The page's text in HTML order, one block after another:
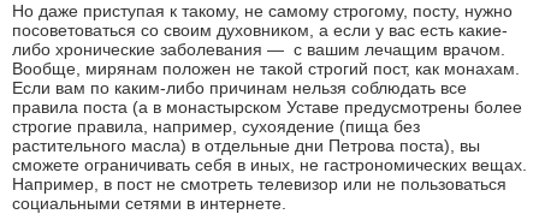
Но даже приступая к такому, не самому строгому, посту, нужно
посоветоваться со своим духовником, а если у вас есть какие-
либо хронические заболевания — с вашим лечащим врачом.
Вообще, мирянам положен не такой строгий пост, как монахам.
Если вам по каким-либо причинам нельзя соблюдать все
правила поста (а в монастырском Уставе предусмотрены более
строгие правила, например, сухоядение (пища без
растительного масла) в отдельные дни Петрова поста), вы
сможете ограничивать себя в иных, не гастрономических вещах.
Например, в пост не смотреть телевизор или не пользоваться
социальными сетями в интернете.